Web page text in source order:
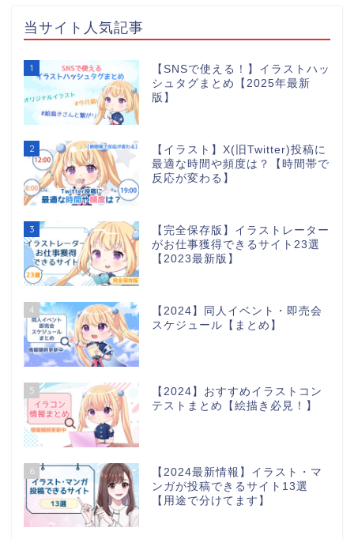
当サイト人気記事
1
【SNSで使える！】イラストハッ
シュタグまとめ【2025年最新
版】
2
【イラスト】X(旧Twitter)投稿に
最適な時間や頻度は？【時間帯で
反応が変わる】
3
【完全保存版】イラストレーター
がお仕事獲得できるサイト23選
【2023最新版】
4
【2024】同人イベント・即売会
スケジュール【まとめ】
5
【2024】おすすめイラストコン
テストまとめ【絵描き必見！】
6
【2024最新情報】イラスト・マ
ンガが投稿できるサイト13選
【用途で分けてます】